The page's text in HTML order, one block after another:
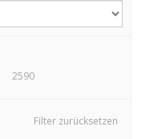
2590
Filter zurücksetzen